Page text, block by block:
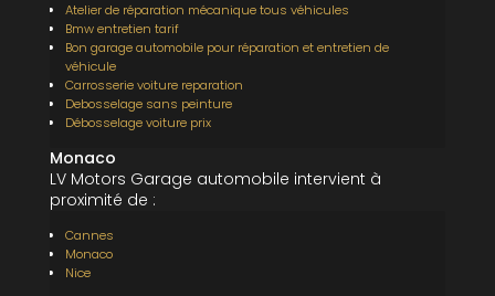
Atelier de réparation mécanique tous véhicules
Bmw entretien tarif
Bon garage automobile pour réparation et entretien de
véhicule
Carrosserie voiture reparation
Debosselage sans peinture
Débosselage voiture prix
Monaco
LV Motors Garage automobile intervient à
proximité de :
Cannes
Monaco
Nice